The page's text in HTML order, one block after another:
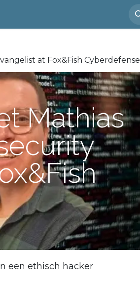
Nieuws
at Fox&Fish Cyberdefense
Mathias
een ethisch hacker